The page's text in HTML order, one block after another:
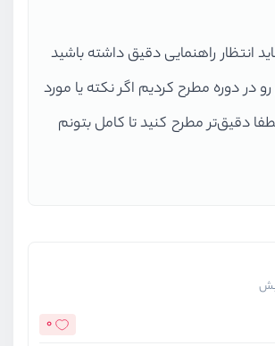
انتظار راهنمایی دقیق داشته باشید
رو در دوره مطرح کردیم اگر نکته یا مورد
دقیق‌تر مطرح کنید تا کامل بتونم
0